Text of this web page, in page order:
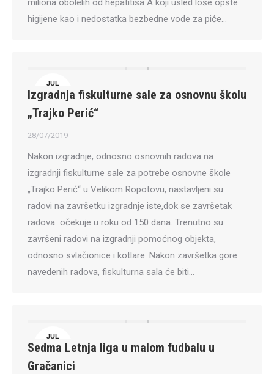
miliona obolelih od hepatitisa A koji usled loše opšte
higijene kao i nedostatka bezbedne vode za piće…
JUL
28
Izgradnja fiskulturne sale za osnovnu školu
„Trajko Perić“
28/07/2019
Nakon izgradnje, odnosno osnovnih radova na
izgradnji fiskulturne sale za potrebe osnovne škole
„Trajko Perić“ u Velikom Ropotovu, nastavljeni su
radovi na završetku izgradnje iste,dok se završetak
radova očekuje u roku od 150 dana. Trenutno su
završeni radovi na izgradnji pomoćnog objekta,
odnosno svlačionice i kotlare. Nakon završetka gore
navedenih radova, fiskulturna sala će biti…
JUL
27
Sedma Letnja liga u malom fudbalu u
Gračanici